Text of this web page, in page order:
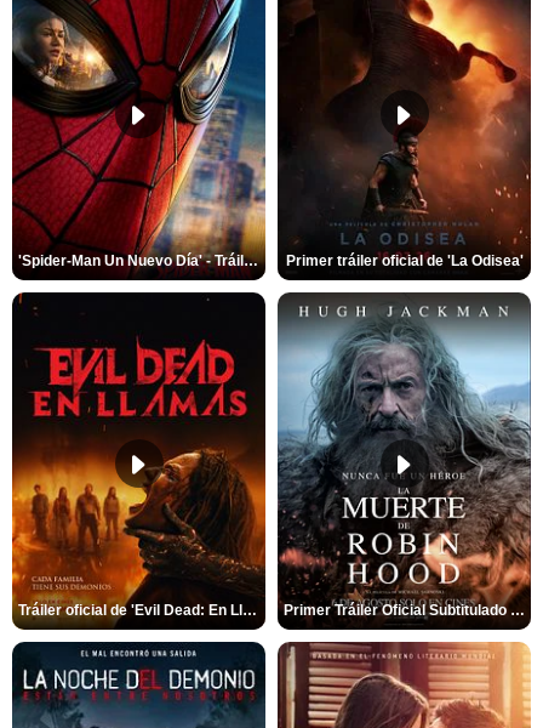
'Spider-Man Un Nuevo Día' - Tráiler oficial subtitulado Primer tráiler oficial de 'La Odisea'
Tráiler oficial de 'Evil Dead: En Llamas' Primer Tráiler Oficial Subtitulado de 'La Muerte de Robin Hood'